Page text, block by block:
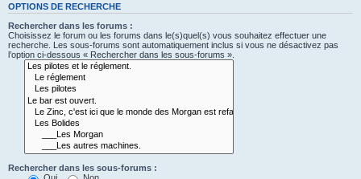
OPTIONS DE RECHERCHE
Rechercher dans les forums :
Choisissez le forum ou les forums dans le(s)quel(s) vous souhaitez effectuer une
recherche. Les sous-forums sont automatiquement inclus si vous ne désactivez pas
l’option ci-dessous « Rechercher dans les sous-forums ».
Rechercher dans les sous-forums :